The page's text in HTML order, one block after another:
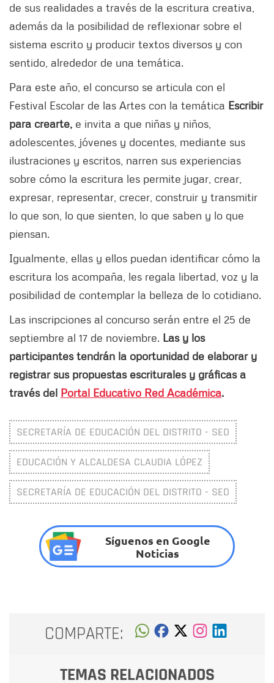
de sus realidades a través de la escritura creativa,
además da la posibilidad de reflexionar sobre el
sistema escrito y producir textos diversos y con
sentido, alrededor de una temática.
Para este año, el concurso se articula con el
Festival Escolar de las Artes con la temática Escribir
para crearte, e invita a que niñas y niños,
adolescentes, jóvenes y docentes, mediante sus
ilustraciones y escritos, narren sus experiencias
sobre cómo la escritura les permite jugar, crear,
expresar, representar, crecer, construir y transmitir
lo que son, lo que sienten, lo que saben y lo que
piensan.
Igualmente, ellas y ellos puedan identificar cómo la
escritura los acompaña, les regala libertad, voz y la
posibilidad de contemplar la belleza de lo cotidiano.
Las inscripciones al concurso serán entre el 25 de
septiembre al 17 de noviembre. Las y los
participantes tendrán la oportunidad de elaborar y
registrar sus propuestas escriturales y gráficas a
través del Portal Educativo Red Académica.
SECRETARÍA DE EDUCACIÓN DEL DISTRITO - SED
EDUCACIÓN Y ALCALDESA CLAUDIA LÓPEZ
SECRETARÍA DE EDUCACIÓN DEL DISTRITO - SED
Síguenos en Google
Noticias
COMPARTE:
TEMAS RELACIONADOS